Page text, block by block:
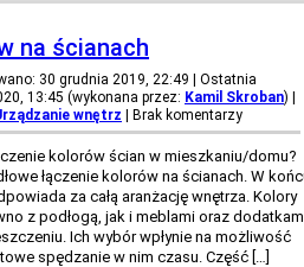
na ścianach
30 grudnia 2019, 22:49 | Ostatnia
13:45 (wykonana przez: Kamil Skroban) |
wnętrz | Brak komentarzy
kolorów ścian w mieszkaniu/domu?
łączenie kolorów na ścianach. W
za całą aranżację wnętrza. Kolory
z podłogą, jak i meblami oraz
Ich wybór wpłynie na możliwość
spędzanie w nim czasu. Część […]